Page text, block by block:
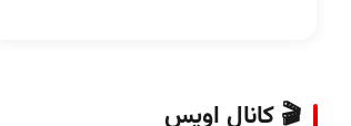
🎬 کانال اویس